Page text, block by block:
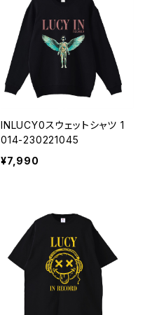
INLUCY0スウェットシャツ 1
014-230221045
¥7,990